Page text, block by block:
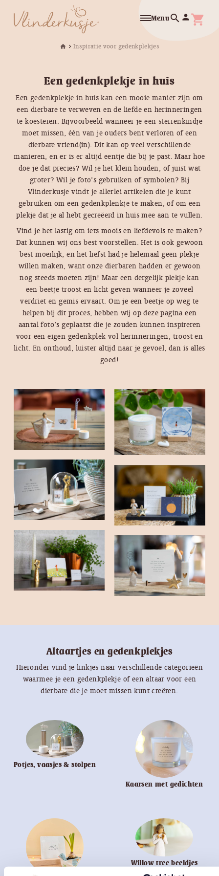
Menusearch person shopping_cart
home chevron_right Inspiratie voor gedenkplekjes
Een gedenkplekje in huis
Een gedenkplekje in huis kan een mooie manier zijn om
een dierbare te verweven en de liefde en herinneringen
te koesteren. Bijvoorbeeld wanneer je een sterrenkindje
moet missen, één van je ouders bent verloren of een
dierbare vriend(in). Dit kan op veel verschillende
manieren, en er is er altijd eentje die bij je past. Maar hoe
doe je dat precies? Wil je het klein houden, of juist wat
groter? Wil je foto’s gebruiken of symbolen? Bij
Vlinderkusje vindt je allerlei artikelen die je kunt
gebruiken om een gedenkplenkje te maken, of om een
plekje dat je al hebt gecreëerd in huis mee aan te vullen.
Vind je het lastig om iets moois en liefdevols te maken?
Dat kunnen wij ons best voorstellen. Het is ook gewoon
best moeilijk, en het liefst had je helemaal geen plekje
willen maken, want onze dierbaren hadden er gewoon
nog steeds moeten zijn! Maar een dergelijk plekje kan
een beetje troost en licht geven wanneer je zoveel
verdriet en gemis ervaart. Om je een beetje op weg te
helpen bij dit proces, hebben wij op deze pagina een
aantal foto’s geplaatst die je zouden kunnen inspireren
voor een eigen gedenkplek vol herinneringen, troost en
licht. En onthoud, luister altijd naar je gevoel, dan is alles
goed!
Altaartjes en gedenkplekjes
Hieronder vind je linkjes naar verschillende categorieën
waarmee je een gedenkplekje of een altaar voor een
dierbare die je moet missen kunt creëren.
Potjes, vaasjes & stolpen
Kaarsen met gedichten
Willow tree beeldjes